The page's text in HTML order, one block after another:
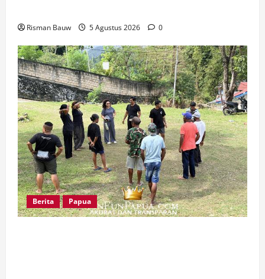
Risman Bauw 5 Agustus 2026 0
Berita Papua